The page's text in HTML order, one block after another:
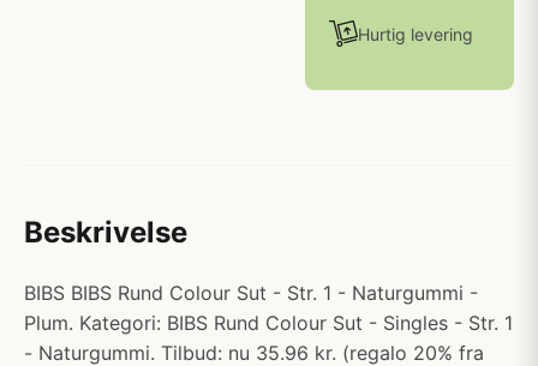
Hurtig levering
Beskrivelse
BIBS BIBS Rund Colour Sut - Str. 1 - Naturgummi -
Plum. Kategori: BIBS Rund Colour Sut - Singles - Str. 1
- Naturgummi. Tilbud: nu 35.96 kr. (regalo 20% fra